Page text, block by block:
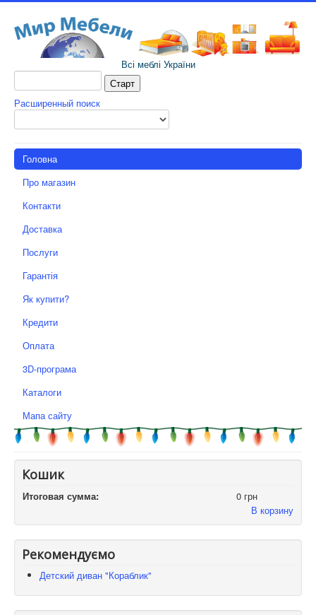
Всі меблі України
Расширенный поиск
Головна
Про магазин
Контакти
Доставка
Послуги
Гарантія
Як купити?
Кредити
Оплата
3D-програма
Каталоги
Мапа сайту
Кошик
Итоговая сумма:
0 грн
В корзину
Рекомендуємо
Детский диван "Кораблик"